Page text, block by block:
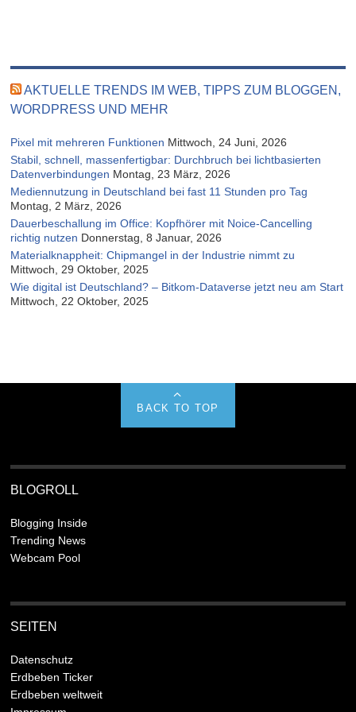
AKTUELLE TRENDS IM WEB, TIPPS ZUM BLOGGEN,
WORDPRESS UND MEHR
Pixel mit mehreren Funktionen Mittwoch, 24 Juni, 2026
Stabil, schnell, massenfertigbar: Durchbruch bei lichtbasierten
Datenverbindungen Montag, 23 März, 2026
Mediennutzung in Deutschland bei fast 11 Stunden pro Tag
Montag, 2 März, 2026
Dauerbeschallung im Office: Kopfhörer mit Noice-Cancelling
richtig nutzen Donnerstag, 8 Januar, 2026
Materialknappheit: Chipmangel in der Industrie nimmt zu
Mittwoch, 29 Oktober, 2025
Wie digital ist Deutschland? – Bitkom-Dataverse jetzt neu am Start
Mittwoch, 22 Oktober, 2025
BACK TO TOP
BLOGROLL
Blogging Inside
Trending News
Webcam Pool
SEITEN
Datenschutz
Erdbeben Ticker
Erdbeben weltweit